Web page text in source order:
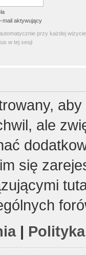
mail aktywujący
przy każdej wizycie
w tej sesji
ale
się
|